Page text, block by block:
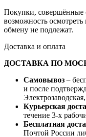
Покупки, совершённые
возможность осмотреть
обмену не подлежат.
Доставка и оплата
ДОСТАВКА ПО
Самовывоз –
и после
Курьерская
течение 3-х
Бесплатная
Почтой России